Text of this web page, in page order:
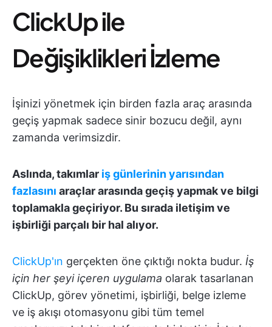
ClickUp ile
Değişiklikleri İzleme
İşinizi yönetmek için birden fazla araç arasında
geçiş yapmak sadece sinir bozucu değil, aynı
zamanda verimsizdir.
Aslında, takımlar iş günlerinin yarısından
fazlasını araçlar arasında geçiş yapmak ve bilgi
toplamakla geçiriyor. Bu sırada iletişim ve
işbirliği parçalı bir hal alıyor.
ClickUp'ın gerçekten öne çıktığı nokta budur. İş
için her şeyi içeren uygulama olarak tasarlanan
ClickUp, görev yönetimi, işbirliği, belge izleme
ve iş akışı otomasyonu gibi tüm temel